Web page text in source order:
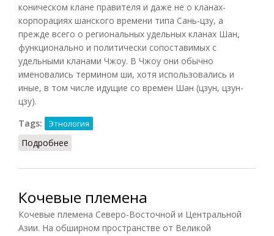
коническом клане правителя и даже не о кланах-
корпорациях шанского времени типа Сань-цзу, а
прежде всего о региональных удельных кланах Шан,
функционально и политически сопоставимых с
удельными кланами Чжоу. В Чжоу они обычно
именовались термином ши, хотя использовались и
иные, в том числе идущие со времен Шан (цзун, цзун-
цзу).
Tags:
Этнология
Подробнее
Кочевые племена
Кочевые племена Северо-Восточной и Центральной
Азии. На обширном пространстве от Великой